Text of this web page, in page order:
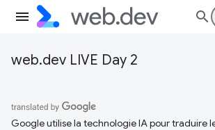
web.dev LIVE Day 2
Google utilise la technologie IA pour traduire